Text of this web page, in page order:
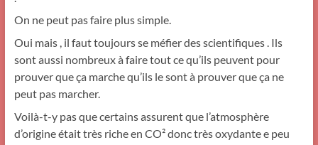
On ne peut pas faire plus simple.
Oui mais , il faut toujours se méfier des scientifiques . Ils
sont aussi nombreux à faire tout ce qu’ils peuvent pour
prouver que ça marche qu’ils le sont à prouver que ça ne
peut pas marcher.
Voilà-t-y pas que certains assurent que l’atmosphère
d’origine était très riche en CO² donc très oxydante e peu